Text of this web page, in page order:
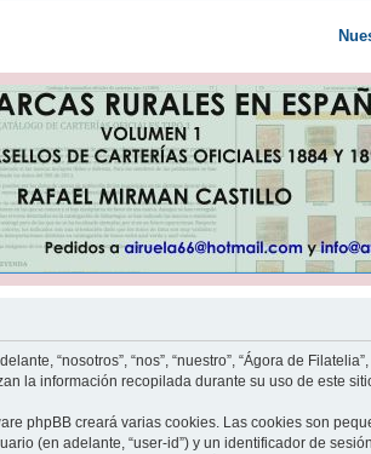
“nosotros”, “nos”, “nuestro”, “Ágora de
la información recopilada durante su uso de este
phpBB creará varias cookies. Las cookies son
(en adelante, “user-id”) y un identificador de